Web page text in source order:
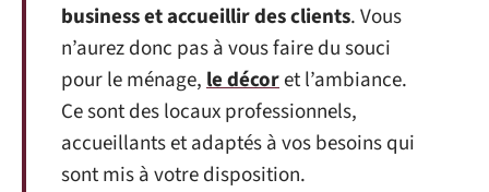
business et accueillir des clients. Vous
n’aurez donc pas à vous faire du souci
pour le ménage,le décoret l’ambiance.
Ce sont des locaux professionnels,
accueillants et adaptés à vos besoins qui
sont mis à votre disposition.